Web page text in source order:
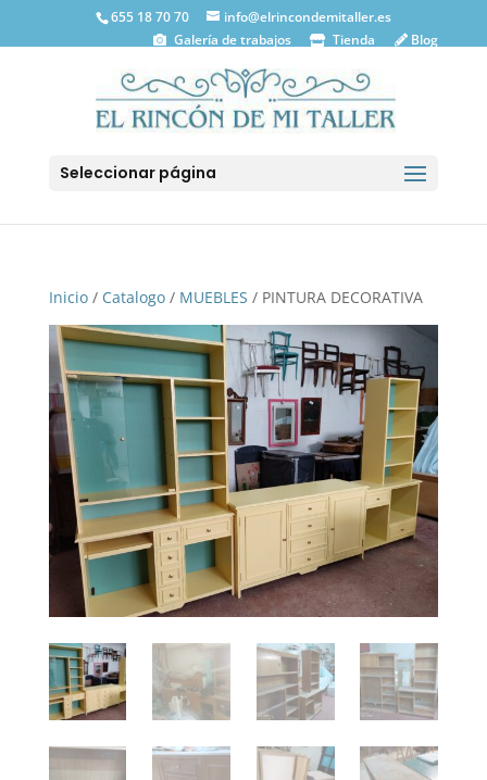
655 18 70 70
info@elrincondemitaller.es
Galería de trabajos
Tienda Blog
Seleccionar página
Inicio/ Catalogo/ MUEBLES / PINTURA DECORATIVA